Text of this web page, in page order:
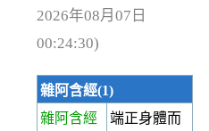
2026年08月07日
00:24:30)
雜阿含經(1)
雜阿含經
端正身體而